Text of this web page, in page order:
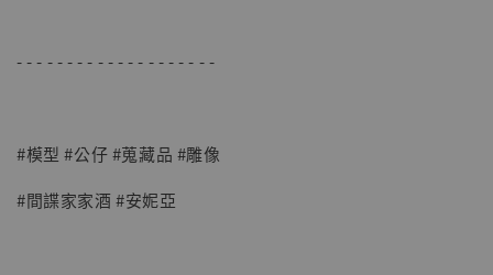
- - - - - - - - - - - - - - - - - - - -
#模型 #公仔 #蒐藏品 #雕像
#間諜家家酒 #安妮亞